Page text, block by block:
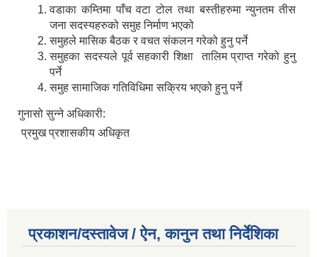
वडाका कम्तिमा पाँच वटा टोल तथा बस्तीहरुमा न्युनतम तीस
जना सदस्यहरुको समुह निर्माण भएको
समुहले मासिक बैठक र वचत संकलन गरेको हुनु पर्ने
समुहका सदस्यले पूर्व सहकारी शिक्षा तालिम प्राप्त गरेको हुनु
पर्ने
समुह सामाजिक गतिविधिमा सक्रिय भएको हुनु पर्ने
गुनासो सुन्ने अधिकारी:
प्रमुख प्रशासकीय अधिकृत
प्रकाशन/दस्तावेज / ऐन, कानुन तथा निर्देशिका